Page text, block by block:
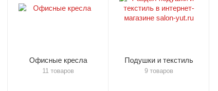
Офисные кресла
11 товаров
Подушки и текстиль
9 товаров